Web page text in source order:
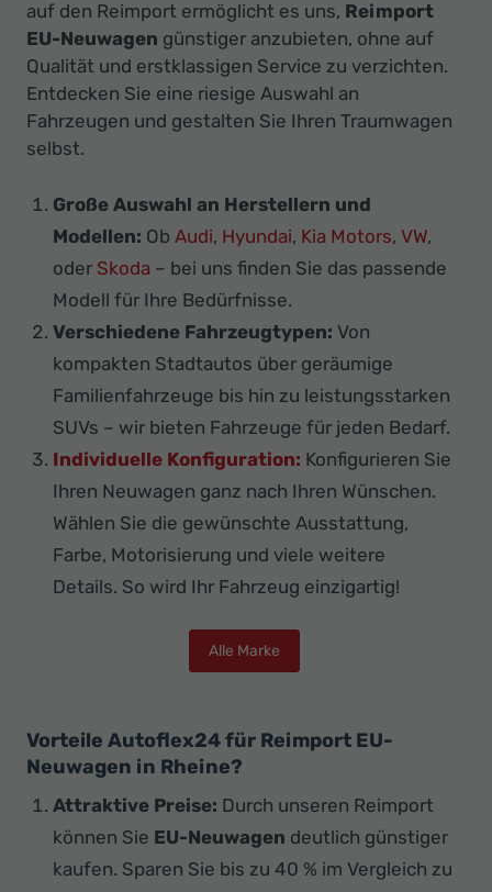
auf den Reimport ermöglicht es uns, Reimport
EU-Neuwagen günstiger anzubieten, ohne auf
Qualität und erstklassigen Service zu verzichten.
Entdecken Sie eine riesige Auswahl an
Fahrzeugen und gestalten Sie Ihren Traumwagen
selbst.
Große Auswahl an Herstellern und
Modellen: Ob Audi, Hyundai, Kia Motors, VW,
oder Skoda – bei uns finden Sie das passende
Modell für Ihre Bedürfnisse.
Verschiedene Fahrzeugtypen: Von
kompakten Stadtautos über geräumige
Familienfahrzeuge bis hin zu leistungsstarken
SUVs – wir bieten Fahrzeuge für jeden Bedarf.
Individuelle Konfiguration: Konfigurieren Sie
Ihren Neuwagen ganz nach Ihren Wünschen.
Wählen Sie die gewünschte Ausstattung,
Farbe, Motorisierung und viele weitere
Details. So wird Ihr Fahrzeug einzigartig!
Alle Marke
Vorteile Autoflex24 für Reimport EU-
Neuwagen in Rheine?
Attraktive Preise: Durch unseren Reimport
können Sie EU-Neuwagen deutlich günstiger
kaufen. Sparen Sie bis zu 40 % im Vergleich zu